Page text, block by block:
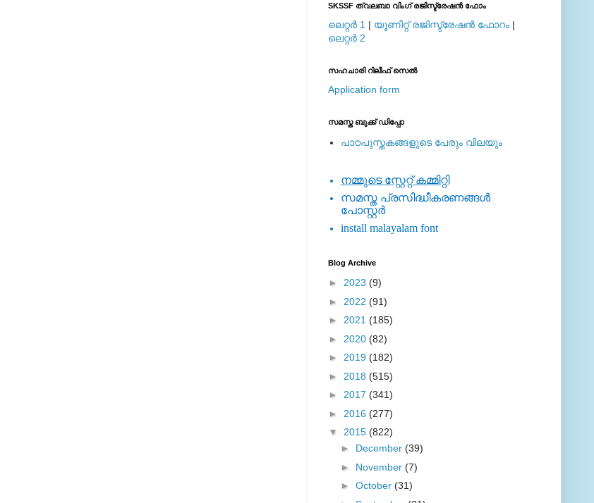
SKSSF ത്വലബാ വിംഗ് രജിസ്ട്രേഷന്‍ ഫോം
ലെറ്റര്‍ 1 | യൂണിറ്റ് രജിസ്ട്രേഷന്‍ ഫോറം |
ലെറ്റര്‍ 2
സഹചാരി റിലീഫ് സെല്‍
Application form
സമസ്ത ബുക്ക് ഡിപ്പോ
പാഠപുസ്തകങ്ങളുടെ പേരും വിലയും
നമ്മുടെ സ്റ്റേറ്റ് കമ്മിറ്റി
സമസ്ത പ്രസിദ്ധീകരണങ്ങള്‍
പോസ്റ്റര്‍
install malayalam font
Blog Archive
► 2023 (9)
► 2022 (91)
► 2021 (185)
► 2020 (82)
► 2019 (182)
► 2018 (515)
► 2017 (341)
► 2016 (277)
▼ 2015 (822)
► December (39)
► November (7)
► October (31)